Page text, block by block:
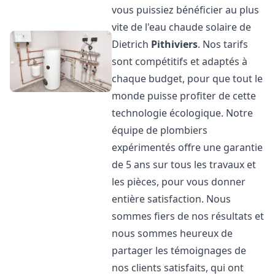
vous puissiez bénéficier au plus
vite de l'eau chaude solaire de
Dietrich Pithiviers. Nos tarifs
sont compétitifs et adaptés à
chaque budget, pour que tout le
monde puisse profiter de cette
technologie écologique. Notre
équipe de plombiers
expérimentés offre une garantie
de 5 ans sur tous les travaux et
les pièces, pour vous donner
entière satisfaction. Nous
sommes fiers de nos résultats et
nous sommes heureux de
partager les témoignages de
nos clients satisfaits, qui ont